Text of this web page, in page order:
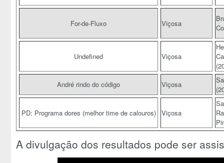
For-de-Fluxo Viçosa
Undefined Viçosa
André rindo do código
Viçosa
PD: Programa dores (melhor time de calouros) Viçosa
A divulgação dos resultados pode ser